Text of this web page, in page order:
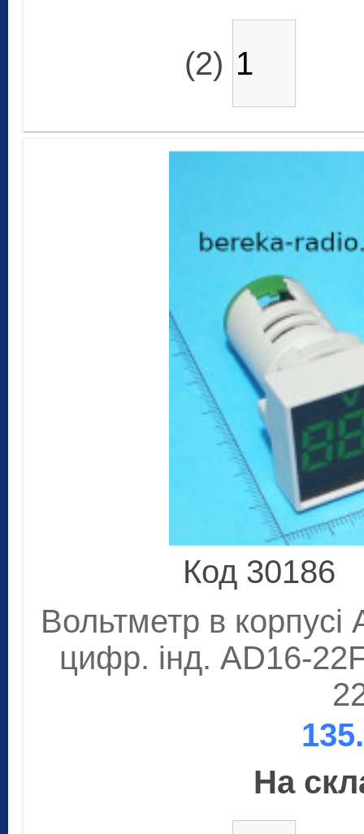
(2)
Код 30186
Вольтметр в
цифр. інд. AD16-
На